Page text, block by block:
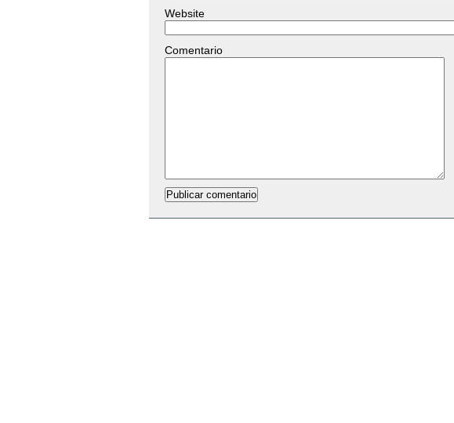
Website
Comentario